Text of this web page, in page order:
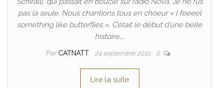
pas la seule. Nous chantions tous en choeur « I feeeel
something like butterflies ». C’était le début d’une belle
histoire,…
Par CATNATT 24 septembre 2010 0
Lire la suite